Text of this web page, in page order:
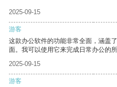
2025-09-15
游客
这款办公软件的功能非常全面，涵盖
面。我可以使用它来完成日常办公的
2025-09-15
游客